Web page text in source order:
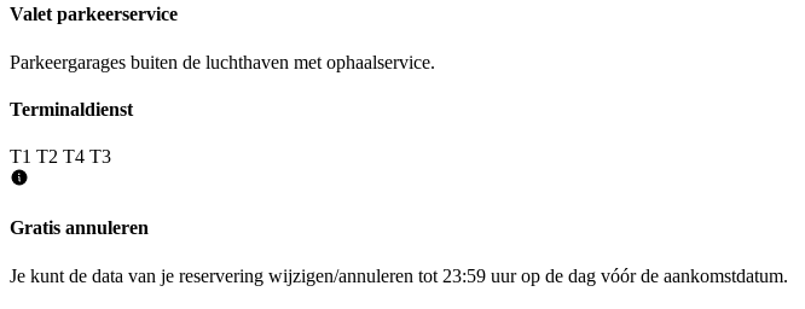
Valet parkeerservice
Parkeergarages buiten de luchthaven met ophaalservice.
Terminaldienst
T1 T2 T4 T3
Gratis annuleren
Je kunt de data van je reservering wijzigen/annuleren tot 23:59 uur op de dag vóór de aankomstdatum.